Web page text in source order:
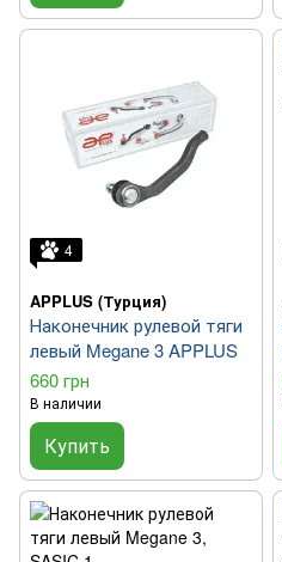
4
APPLUS (Турция)
Наконечник рулевой тяги
левый Megane 3 APPLUS
660 грн
В наличии
Купить